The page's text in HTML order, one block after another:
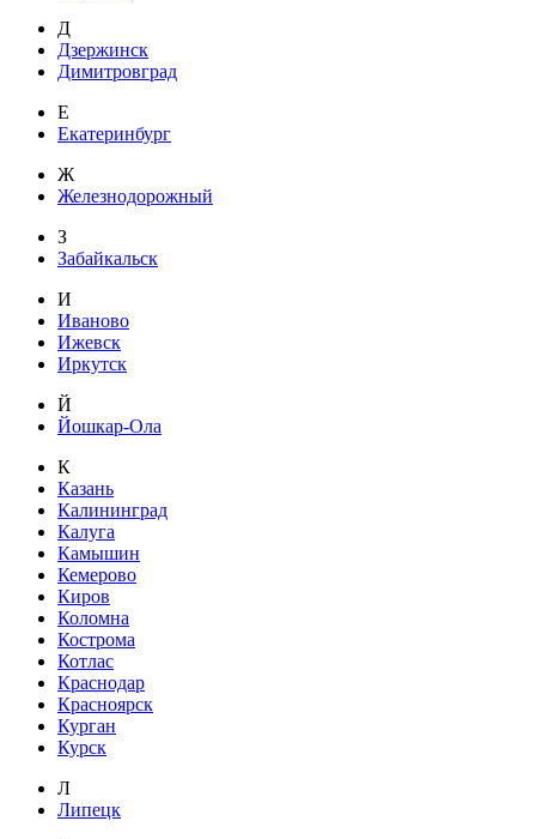
Д
Дзержинск
Димитровград
Е
Екатеринбург
Ж
Железнодорожный
З
Забайкальск
И
Иваново
Ижевск
Иркутск
Й
Йошкар-Ола
К
Казань
Калининград
Калуга
Камышин
Кемерово
Киров
Коломна
Кострома
Котлас
Краснодар
Красноярск
Курган
Курск
Л
Липецк